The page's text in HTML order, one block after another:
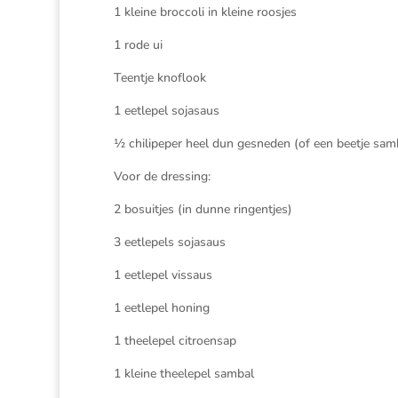
1 kleine broccoli in kleine roosjes
1 rode ui
Teentje knoflook
1 eetlepel sojasaus
½ chilipeper heel dun gesneden (of een beetje
Voor de dressing:
2 bosuitjes (in dunne ringentjes)
3 eetlepels sojasaus
1 eetlepel vissaus
1 eetlepel honing
1 theelepel citroensap
1 kleine theelepel sambal